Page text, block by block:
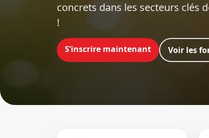
concrets dans les secteurs clés
!
S’inscrire maintenant Voir les